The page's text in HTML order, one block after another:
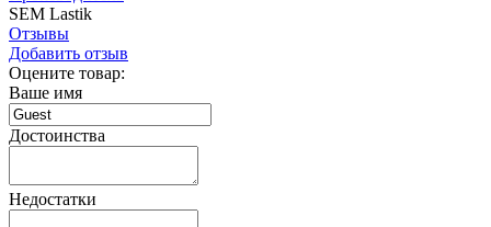
SEM Lastik
Отзывы
Добавить отзыв
Оцените товар:
Ваше имя
Достоинства
Недостатки